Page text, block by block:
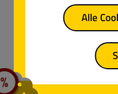
%
Alle